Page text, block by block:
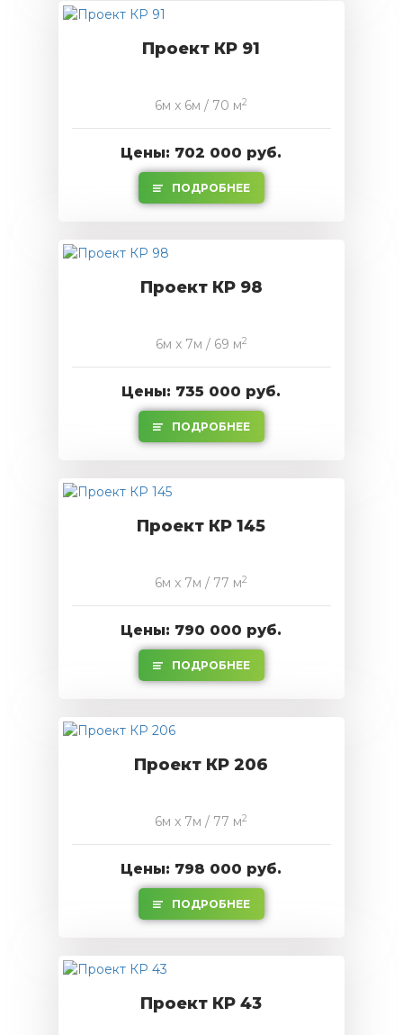
Проект КР 91
6м x 6м / 70 м2
Цены: 702 000 руб.
ПОДРОБНЕЕ
Проект КР 98
6м x 7м / 69 м2
Цены: 735 000 руб.
ПОДРОБНЕЕ
Проект КР 145
6м x 7м / 77 м2
Цены: 790 000 руб.
ПОДРОБНЕЕ
Проект КР 206
6м x 7м / 77 м2
Цены: 798 000 руб.
ПОДРОБНЕЕ
Проект КР 43